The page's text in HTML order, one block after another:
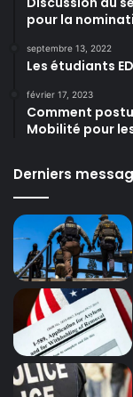
pour la
septembre 13, 2022
Les étudiants
février 17, 2023
Comment
Mobilité pour
Derniers